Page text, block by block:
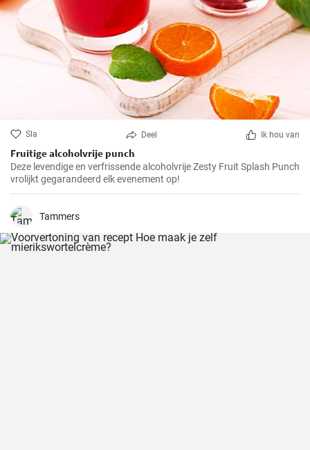
Sla Deel Ik hou van
Fruitige alcoholvrije punch
Deze levendige en verfrissende alcoholvrije Zesty Fruit Splash Punch
vrolijkt gegarandeerd elk evenement op!
Tammers